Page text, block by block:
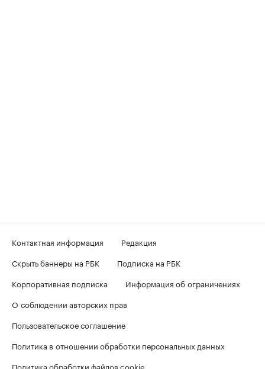
Контактная информация
Редакция
Скрыть баннеры на РБК
Подписка на РБК
Корпоративная подписка
Информация об ограничениях
О соблюдении авторских прав
Пользовательское соглашение
Политика в отношении обработки персональных данных
Политика обработки файлов cookie